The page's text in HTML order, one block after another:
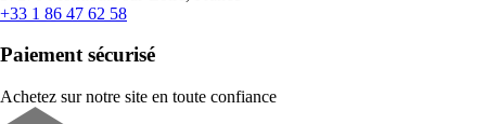
+33 1 86 47 62 58
Paiement sécurisé
Achetez sur notre site en toute confiance